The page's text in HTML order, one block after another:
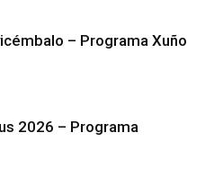
– Programa Xuño
2026 – Programa